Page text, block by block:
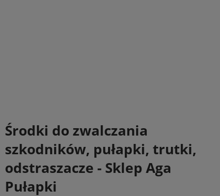
Środki do zwalczania
szkodników, pułapki, trutki,
odstraszacze - Sklep Aga
Pułapki